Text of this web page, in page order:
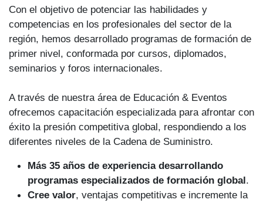
Con el objetivo de potenciar las habilidades y
competencias en los profesionales del sector de la
región, hemos desarrollado programas de formación de
primer nivel, conformada por cursos, diplomados,
seminarios y foros internacionales.
A través de nuestra área de Educación & Eventos
ofrecemos capacitación especializada para afrontar con
éxito la presión competitiva global, respondiendo a los
diferentes niveles de la Cadena de Suministro.
Más 35 años de experiencia desarrollando
programas especializados de formación global.
Cree valor, ventajas competitivas e incremente la